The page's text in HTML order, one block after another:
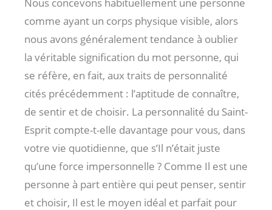
comme ayant un corps physique visible, alors
nous avons généralement tendance à oublier
la véritable signification du mot personne, qui
se réfère, en fait, aux traits de personnalité
cités précédemment : l’aptitude de connaître,
de sentir et de choisir. La personnalité du Saint-
Esprit compte-t-elle davantage pour vous, dans
votre vie quotidienne, que s’Il n’était juste
qu’une force impersonnelle ? Comme Il est une
personne à part entière qui peut penser, sentir
et choisir, Il est le moyen idéal et parfait pour